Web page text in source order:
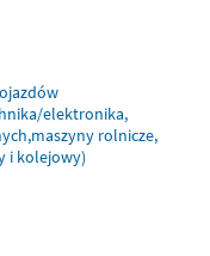
elektronika,
rolnicze,
i kolejowy)